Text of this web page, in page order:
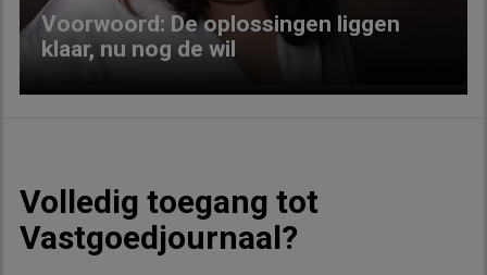
Voorwoord: De oplossingen liggen
klaar, nu nog de wil
Volledig toegang tot
Vastgoedjournaal?